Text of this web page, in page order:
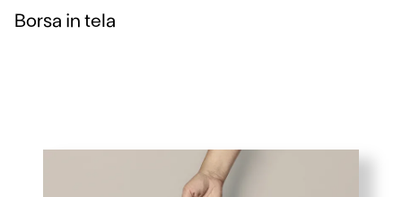
Borsa in tela